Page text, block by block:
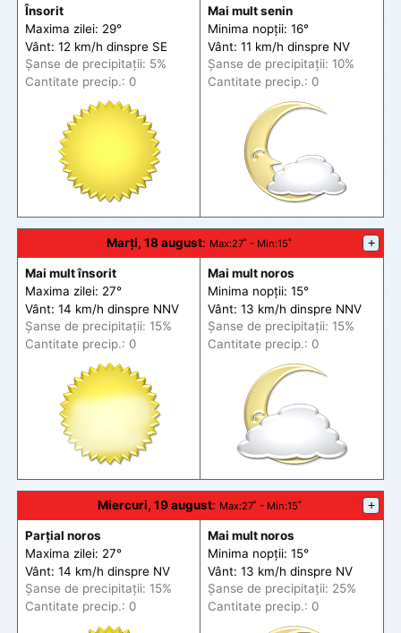
Însorit
Maxima zilei: 29°
Vânt: 12 km/h dinspre SE
Șanse de precipitații: 5%
Cantitate precip.: 0
Mai mult senin
Minima nopții: 16°
Vânt: 11 km/h dinspre NV
Șanse de precipitații: 10%
Cantitate precip.: 0
Marți, 18 august: Max:27˚ - Min:15˚ +
Mai mult însorit
Maxima zilei: 27°
Vânt: 14 km/h dinspre NNV
Șanse de precipitații: 15%
Cantitate precip.: 0
Mai mult noros
Minima nopții: 15°
Vânt: 13 km/h dinspre NNV
Șanse de precipitații: 15%
Cantitate precip.: 0
Miercuri, 19 august: Max:27˚ - Min:15˚ +
Parțial noros
Maxima zilei: 27°
Vânt: 14 km/h dinspre NV
Șanse de precipitații: 15%
Cantitate precip.: 0
Mai mult noros
Minima nopții: 15°
Vânt: 13 km/h dinspre NV
Șanse de precipitații: 25%
Cantitate precip.: 0